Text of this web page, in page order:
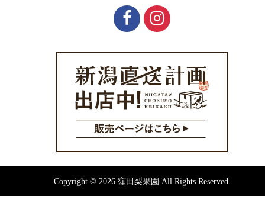
Copyright © 2026 窪田梨果園 All Rights Reserved.